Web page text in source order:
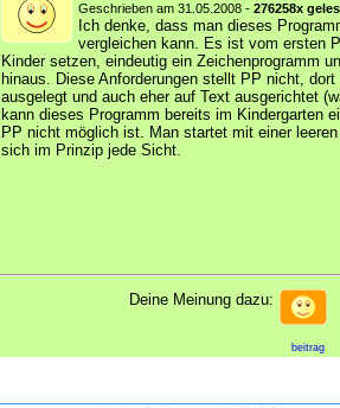
Geschrieben am 31.05.2008 - 276258x
Ich denke, dass man dieses
vergleichen kann. Es ist vom ersten
Kinder setzen, eindeutig ein Zeichenprogramm
hinaus. Diese Anforderungen stellt PP nicht,
ausgelegt und auch eher auf Text ausgerichtet
kann dieses Programm bereits im Kindergarten
PP nicht möglich ist. Man startet mit einer
sich im Prinzip jede Sicht.
Deine Meinung dazu:
beitrag